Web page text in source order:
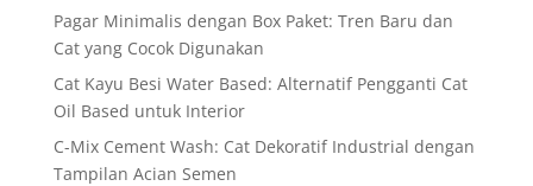
Pagar Minimalis dengan Box Paket: Tren Baru dan
Cat yang Cocok Digunakan
Cat Kayu Besi Water Based: Alternatif Pengganti Cat
Oil Based untuk Interior
C-Mix Cement Wash: Cat Dekoratif Industrial dengan
Tampilan Acian Semen